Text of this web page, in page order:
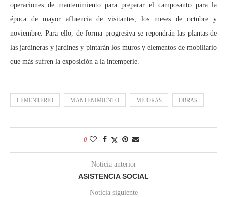
operaciones de mantenimiento para preparar el camposanto para la
época de mayor afluencia de visitantes, los meses de octubre y
noviembre. Para ello, de forma progresiva se repondrán las plantas de
las jardineras y jardines y pintarán los muros y elementos de mobiliario
que más sufren la exposición a la intemperie.
CEMENTERIO MANTENIMIENTO MEJORAS OBRAS
0
Noticia anterior
ASISTENCIA SOCIAL
Noticia siguiente